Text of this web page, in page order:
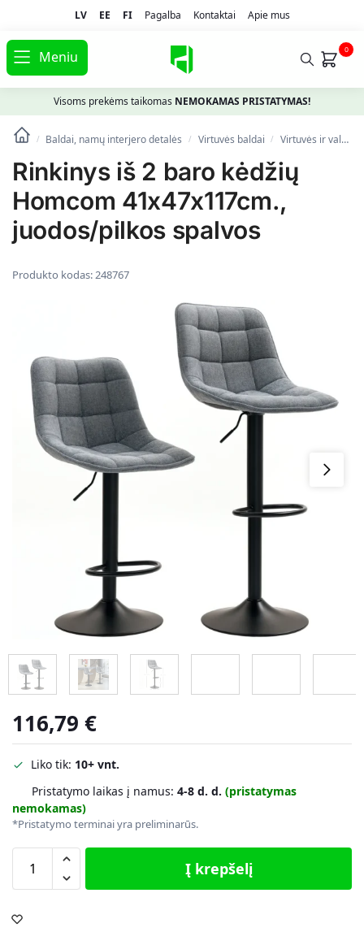
LV EE FI Pagalba Kontaktai Apie mus
Meniu 0
Visoms prekėms taikomas NEMOKAMAS PRISTATYMAS!
/ Baldai, namų interjero detalės / Virtuvės baldai / Virtuvės ir valgomojo kėdės
Rinkinys iš 2 baro kėdžių
Homcom 41x47x117cm.,
juodos/pilkos spalvos
Produkto kodas:248767
116,79 €
Liko tik: 10+ vnt.
Pristatymo laikas į namus: 4-8 d. d. (pristatymas
nemokamas)
*Pristatymo terminai yra preliminarūs.
Į krepšelį